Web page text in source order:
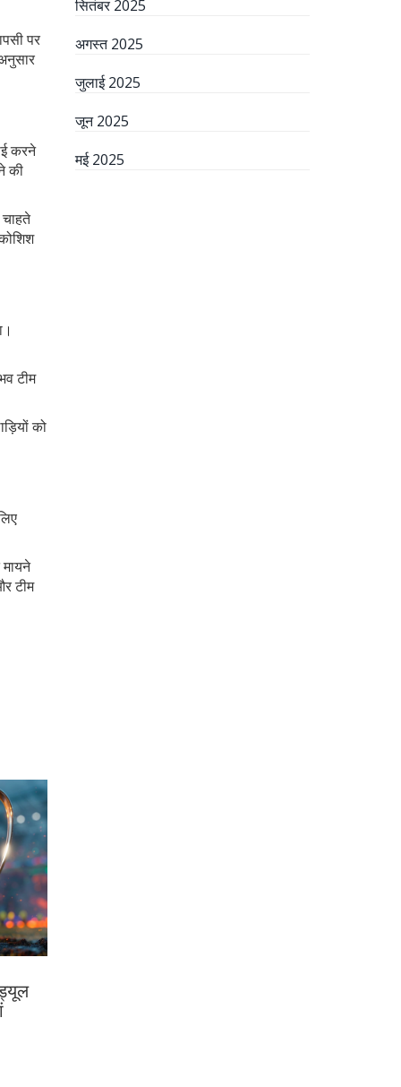
पर
करने
की
टीम
को
टीम
सितंबर 2025
अगस्त 2025
जुलाई 2025
जून 2025
मई 2025